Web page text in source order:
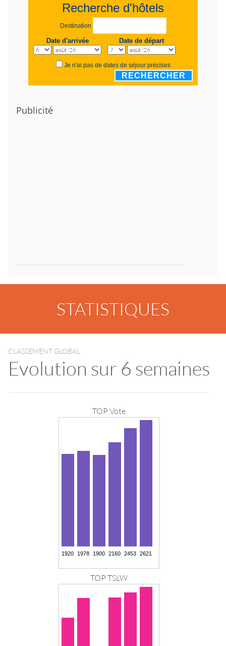
Recherche d'hôtels
Destination
Date d'arrivée Date de départ
Je n'ai pas de dates de séjour précises
RECHERCHER
Publicité
STATISTIQUES
CLASSEMENT GLOBAL
Evolution sur 6 semaines
TOP Vote
TOP TSLW